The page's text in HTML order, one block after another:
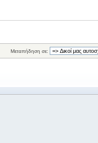
Μεταπήδηση σε: